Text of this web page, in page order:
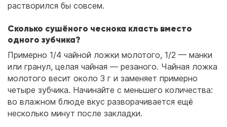
растворился бы совсем.
Сколько сушёного чеснока класть вместо
одного зубчика?
Примерно 1/4 чайной ложки молотого, 1/2 — манки
или гранул, целая чайная — резаного. Чайная ложка
молотого весит около 3 г и заменяет примерно
четыре зубчика. Начинайте с меньшего количества:
во влажном блюде вкус разворачивается ещё
несколько минут после закладки.